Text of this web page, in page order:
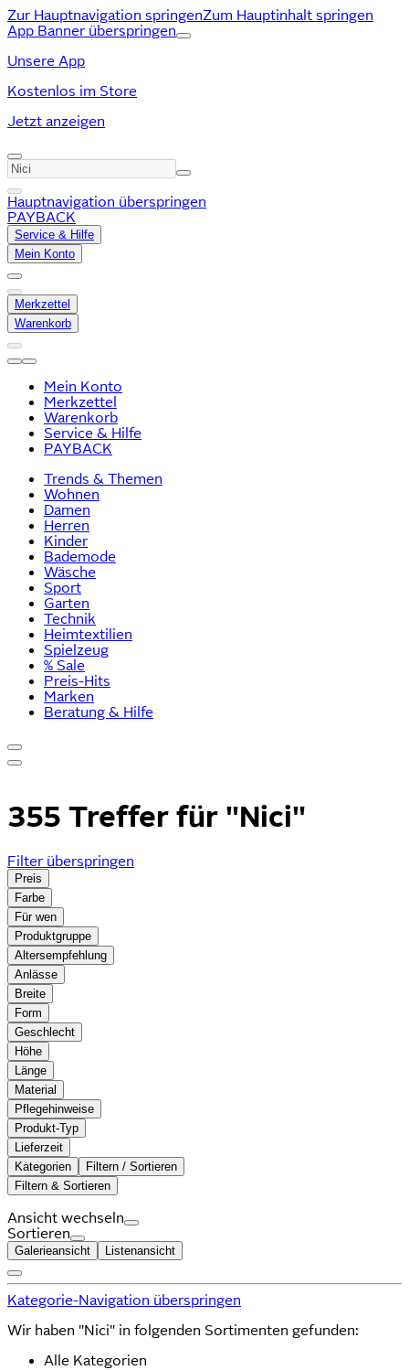
Zur Hauptnavigation springenZum Hauptinhalt springen
App Banner überspringen
Unsere App
Kostenlos im Store
Jetzt anzeigen
Hauptnavigation überspringen
PAYBACK
Service & Hilfe
Mein Konto
Merkzettel
Warenkorb
Mein Konto
Merkzettel
Warenkorb
Service & Hilfe
PAYBACK
Trends & Themen
Wohnen
Damen
Herren
Kinder
Bademode
Wäsche
Sport
Garten
Technik
Heimtextilien
Spielzeug
% Sale
Preis-Hits
Marken
Beratung & Hilfe
355 Treffer für "Nici"
Filter überspringen
Preis
Farbe
Für wen
Produktgruppe
Altersempfehlung
Anlässe
Breite
Form
Geschlecht
Höhe
Länge
Material
Pflegehinweise
Produkt-Typ
Lieferzeit
Kategorien
Filtern / Sortieren
Filtern & Sortieren
Ansicht wechseln
Sortieren
Galerieansicht Listenansicht
Kategorie-Navigation überspringen
Wir haben "Nici" in folgenden Sortimenten gefunden:
Alle Kategorien